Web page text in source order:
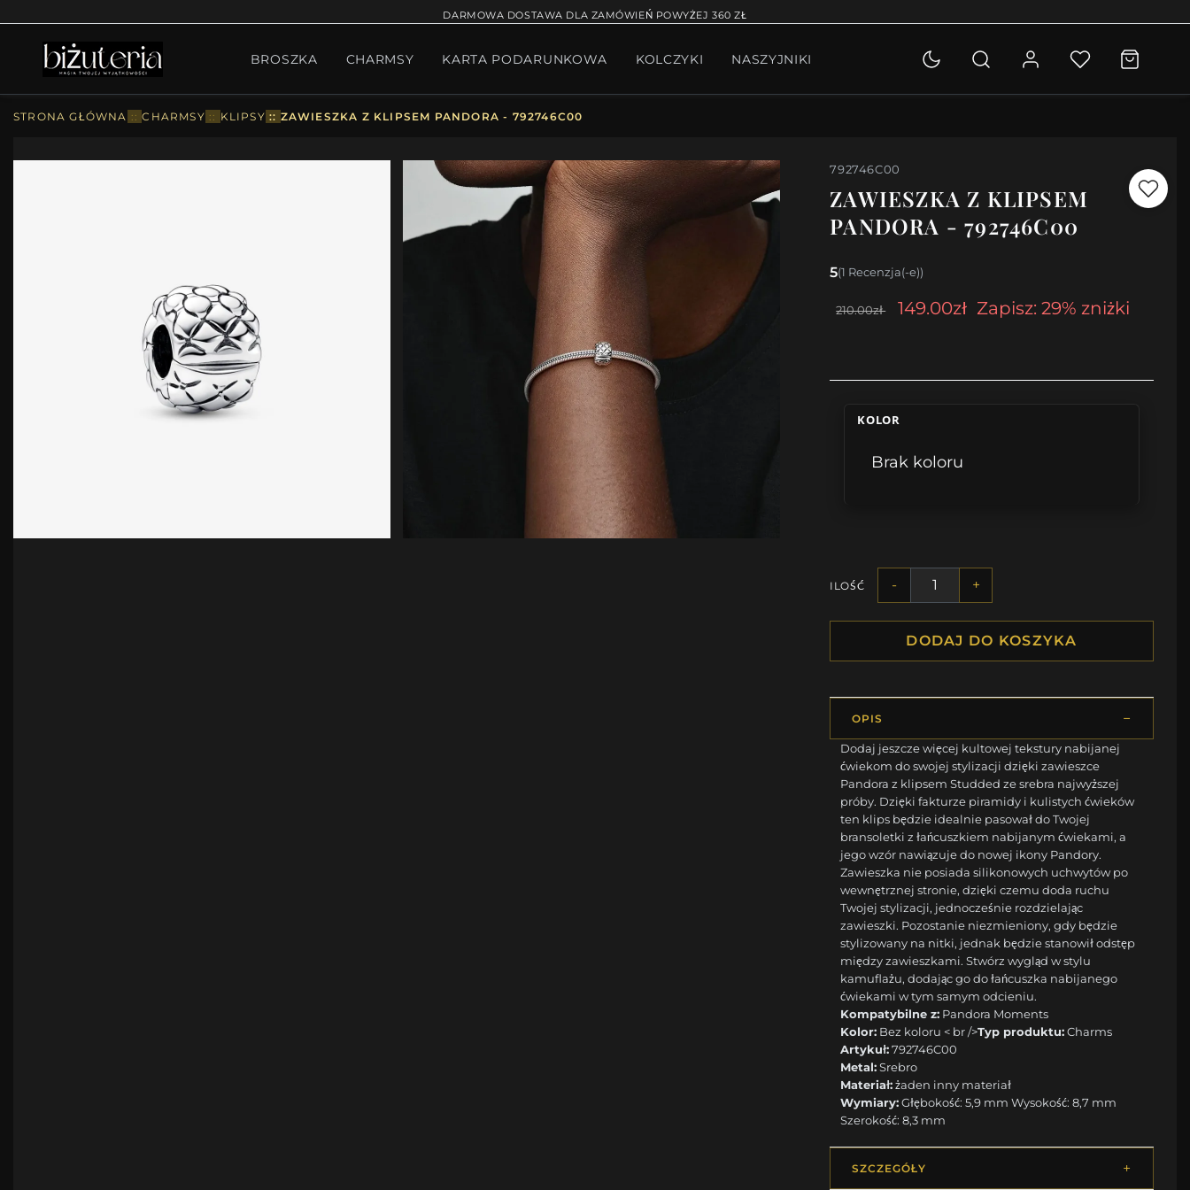
DARMOWA DOSTAWA DLA ZAMÓWIEŃ POWYŻEJ 360 ZŁ
GORĄCA SPRZEDAŻ BRANSOLETKA NA NOGĘ BRANSOLETKI
BROSZKA CHARMSY KARTA PODARUNKOWA KOLCZYKI NASZYJNIKI
STRONA GŁÓWNA ::CHARMSY :: KLIPSY :: ZAWIESZKA Z KLIPSEM PANDORA - 792746C00
792746C00
ZAWIESZKA Z KLIPSEM
PANDORA - 792746C00
5(1 Recenzja(-e))
210.00zł 149.00zł Zapisz: 29% zniżki
KOLOR
Brak koloru
ILOŚĆ - +
DODAJ DO KOSZYKA
OPIS
Dodaj jeszcze więcej kultowej tekstury nabijanej
ćwiekom do swojej stylizacji dzięki zawieszce
Pandora z klipsem Studded ze srebra najwyższej
próby. Dzięki fakturze piramidy i kulistych ćwieków
ten klips będzie idealnie pasował do Twojej
bransoletki z łańcuszkiem nabijanym ćwiekami, a
jego wzór nawiązuje do nowej ikony Pandory.
Zawieszka nie posiada silikonowych uchwytów po
wewnętrznej stronie, dzięki czemu doda ruchu
Twojej stylizacji, jednocześnie rozdzielając
zawieszki. Pozostanie niezmieniony, gdy będzie
stylizowany na nitki, jednak będzie stanowił odstęp
między zawieszkami. Stwórz wygląd w stylu
kamuflażu, dodając go do łańcuszka nabijanego
ćwiekami w tym samym odcieniu.
Kompatybilne z: Pandora Moments
Kolor: Bez koloru < br />Typ produktu:Charms
Artykuł:792746C00
Metal:Srebro
Materiał:żaden inny materiał
Wymiary:Głębokość: 5,9 mm Wysokość: 8,7 mm
Szerokość: 8,3 mm
SZCZEGÓŁY